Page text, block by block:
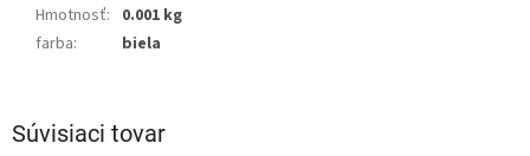
Súvisiaci tovar
Hmotnosť: 0.001 kg
farba: biela